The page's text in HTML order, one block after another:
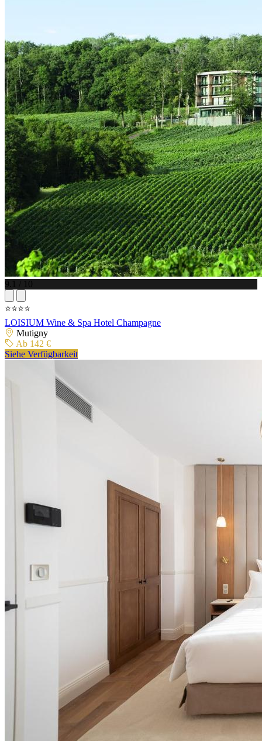
9.1 / 10
⭐⭐⭐⭐
LOISIUM Wine & Spa Hotel Champagne
Mutigny
Ab 142 €
Siehe Verfügbarkeit